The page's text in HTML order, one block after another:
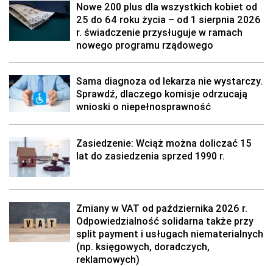
Nowe 200 plus dla wszystkich kobiet od
25 do 64 roku życia – od 1 sierpnia 2026
r. świadczenie przysługuje w ramach
nowego programu rządowego
Sama diagnoza od lekarza nie wystarczy.
Sprawdź, dlaczego komisje odrzucają
wnioski o niepełnosprawność
Zasiedzenie: Wciąż można doliczać 15
lat do zasiedzenia sprzed 1990 r.
Zmiany w VAT od października 2026 r.
Odpowiedzialność solidarna także przy
split payment i usługach niematerialnych
(np. księgowych, doradczych,
reklamowych)